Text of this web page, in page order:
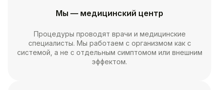
Мы — медицинский центр
Процедуры проводят врачи и медицинские
специалисты. Мы работаем с организмом как с
системой, а не с отдельным симптомом или внешним
эффектом.